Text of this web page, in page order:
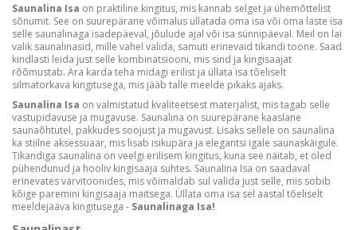
Saunalina Isa on praktiline kingitus, mis kannab selget ja ühemõttelist
sõnumit. See on suurepärane võimalus üllatada oma isa või oma laste isa
selle saunalinaga isadepäeval, jõulude ajal või isa sünnipäeval. Meil on lai
valik saunalinasid, mille vahel valida, samuti erinevaid tikandi toone. Saad
kindlasti leida just selle kombinatsiooni, mis sind ja kingisaajat
rõõmustab. Ära karda teha midagi erilist ja üllata isa tõeliselt
silmatorkava kingitusega, mis jääb talle meelde pikaks ajaks.
Saunalina Isa on valmistatud kvaliteetsest materjalist, mis tagab selle
vastupidavuse ja mugavuse. Saunalina on suurepärane kaaslane
saunaõhtutel, pakkudes soojust ja mugavust. Lisaks sellele on saunalina
ka stiilne aksessuaar, mis lisab isikupära ja elegantsi igale saunaskäigule.
Tikandiga saunalina on veelgi erilisem kingitus, kuna see näitab, et oled
pühendunud ja hooliv kingisaaja suhtes. Saunalina Isa on saadaval
erinevates värvitoonides, mis võimaldab sul valida just selle, mis sobib
kõige paremini kingisaaja maitsega. Üllata oma isa sel aastal tõeliselt
meeldejääva kingitusega - Saunalinaga Isa!